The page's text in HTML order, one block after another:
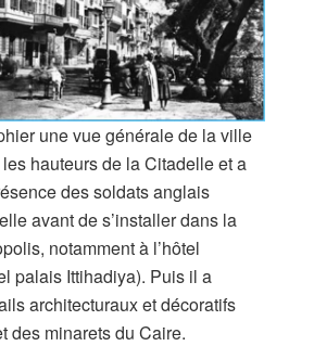
une vue générale de la ville
hauteurs de la Citadelle et a
des soldats anglais
avant de s’installer dans la
notamment à l’hôtel
palais Ittihadiya). Puis il a
architecturaux et décoratifs
des minarets du Caire.